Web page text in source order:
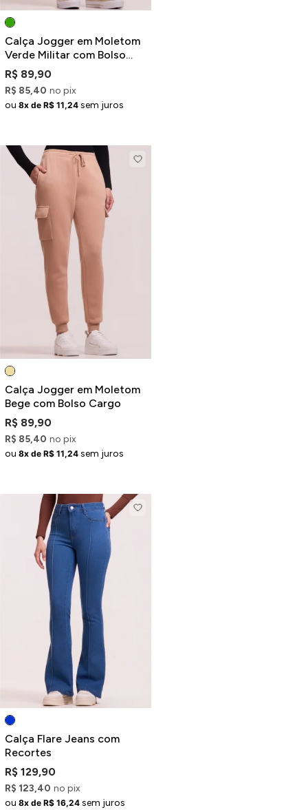
Calça Jogger em Moletom
Verde Militar com Bolso
Cargo
R$ 89,90
R$ 85,40 no pix
ou 8x de R$ 11,24 sem juros
Calça Jogger em Moletom
Bege com Bolso Cargo
R$ 89,90
R$ 85,40 no pix
ou 8x de R$ 11,24 sem juros
Calça Flare Jeans com
Recortes
R$ 129,90
R$ 123,40 no pix
ou 8x de R$ 16,24 sem juros